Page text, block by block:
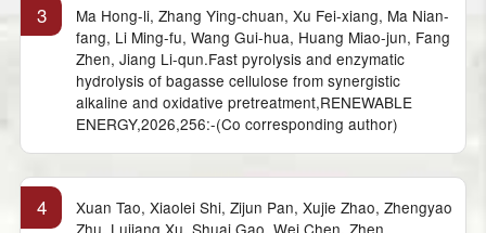
3
Ma Hong-li, Zhang Ying-chuan, Xu Fei-xiang, Ma Nian-
fang, Li Ming-fu, Wang Gui-hua, Huang Miao-jun, Fang
Zhen, Jiang Li-qun.Fast pyrolysis and enzymatic
hydrolysis of bagasse cellulose from synergistic
alkaline and oxidative pretreatment,RENEWABLE
ENERGY,2026,256:-(Co corresponding author)
4
Xuan Tao, Xiaolei Shi, Zijun Pan, Xujie Zhao, Zhengyao
Zhu, Lujiang Xu, Shuai Gao, Wei Chen, Zhen